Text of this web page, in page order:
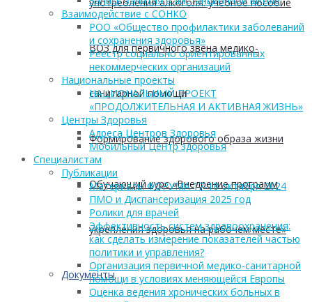
ВОЗ для первичного звена медико-
санитарной помощи
Формирование здорового образа жизни
Обучающий курс «Внедрение программ
укрепления здоровья на рабочем месте»
Документы
Взаимодействие с СОНКО
РОО «Общество профилактики заболеваний
и сохранения здоровья»
Реестр социально ориентированных
некоммерческих организаций
Национальные проекты
НАЦИОНАЛЬНЫЙ ПРОЕКТ
«ПРОДОЛЖИТЕЛЬНАЯ И АКТИВНАЯ ЖИЗНЬ»
Центры Здоровья
Адреса Центров Здоровья
Мобильный Центр здоровья
Cпециалистам
Публикации
Материалы ФОРУМА 17-18 октября 2024
ПМО и Диспансеризация 2025 год
Ролики для врачей
Эффективность систем здравоохранения:
как сделать измерение показателей частью
политики и управления?
Организация первичной медико-санитарной
помощи в условиях меняющейся Европы
Оценка ведения хронических больных в